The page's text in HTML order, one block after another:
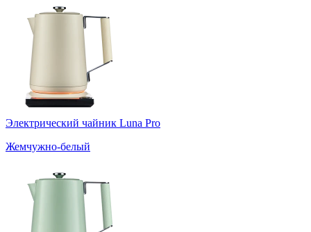
Электрический чайник Luna Pro
Жемчужно-белый